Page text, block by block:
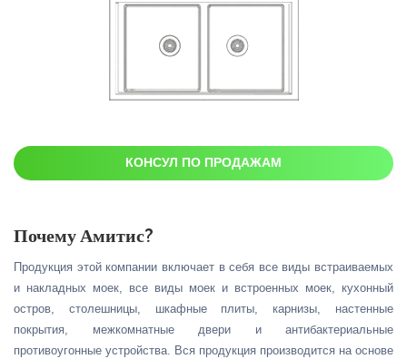
КОНСУЛ ПО ПРОДАЖАМ
Почему Амитис?
Продукция этой компании включает в себя все виды встраиваемых
и накладных моек, все виды моек и встроенных моек, кухонный
остров, столешницы, шкафные плиты, карнизы, настенные
покрытия, межкомнатные двери и антибактериальные
противоугонные устройства. Вся продукция производится на основе